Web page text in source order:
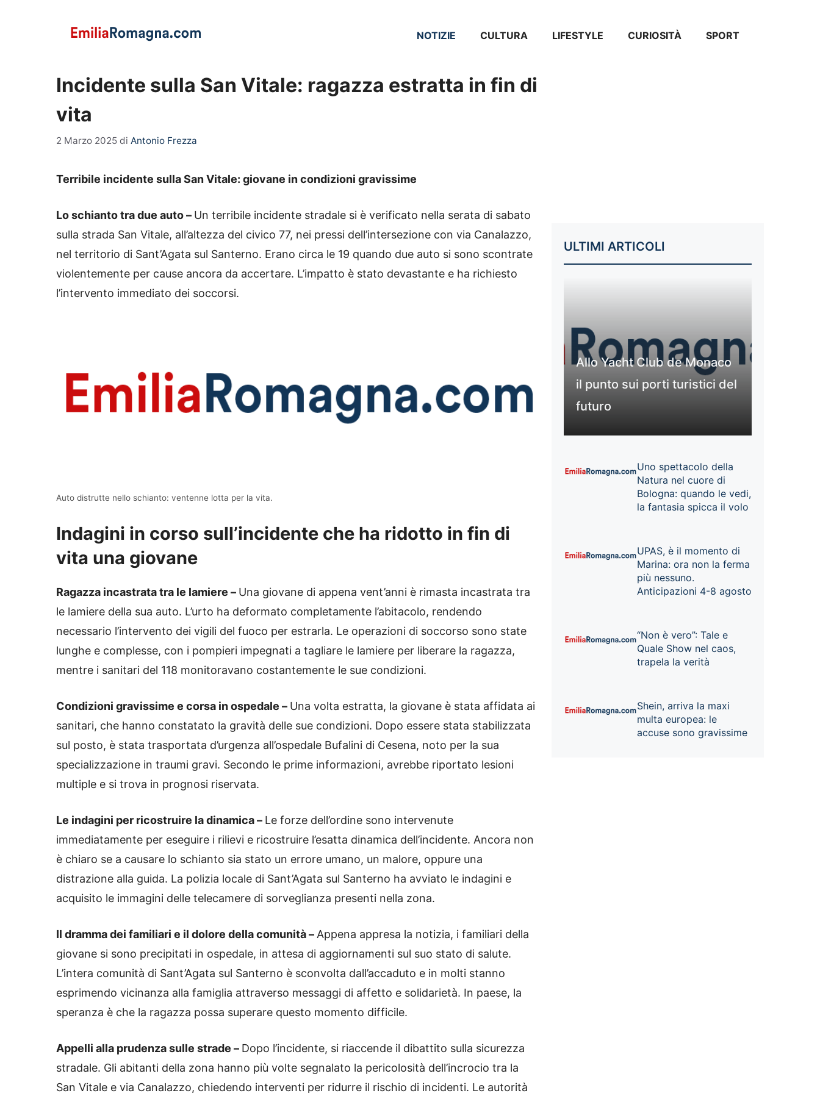
NOTIZIE CULTURA LIFESTYLE CURIOSITÀ SPORT
Incidente sulla San Vitale: ragazza estratta in fin di
vita
2 Marzo 2025 di Antonio Frezza
Terribile incidente sulla San Vitale: giovane in condizioni gravissime
Lo schianto tra due auto – Un terribile incidente stradale si è verificato nella serata di sabato
sulla strada San Vitale, all’altezza del civico 77, nei pressi dell’intersezione con via Canalazzo,
nel territorio di Sant’Agata sul Santerno. Erano circa le 19 quando due auto si sono scontrate
violentemente per cause ancora da accertare. L’impatto è stato devastante e ha richiesto
l’intervento immediato dei soccorsi.
Auto distrutte nello schianto: ventenne lotta per la vita.
Indagini in corso sull’incidente che ha ridotto in fin di
vita una giovane
Ragazza incastrata tra le lamiere – Una giovane di appena vent’anni è rimasta incastrata tra
le lamiere della sua auto. L’urto ha deformato completamente l’abitacolo, rendendo
necessario l’intervento dei vigili del fuoco per estrarla. Le operazioni di soccorso sono state
lunghe e complesse, con i pompieri impegnati a tagliare le lamiere per liberare la ragazza,
mentre i sanitari del 118 monitoravano costantemente le sue condizioni.
Condizioni gravissime e corsa in ospedale – Una volta estratta, la giovane è stata affidata ai
sanitari, che hanno constatato la gravità delle sue condizioni. Dopo essere stata stabilizzata
sul posto, è stata trasportata d’urgenza all’ospedale Bufalini di Cesena, noto per la sua
specializzazione in traumi gravi. Secondo le prime informazioni, avrebbe riportato lesioni
multiple e si trova in prognosi riservata.
Le indagini per ricostruire la dinamica – Le forze dell’ordine sono intervenute
immediatamente per eseguire i rilievi e ricostruire l’esatta dinamica dell’incidente. Ancora non
è chiaro se a causare lo schianto sia stato un errore umano, un malore, oppure una
distrazione alla guida. La polizia locale di Sant’Agata sul Santerno ha avviato le indagini e
acquisito le immagini delle telecamere di sorveglianza presenti nella zona.
Il dramma dei familiari e il dolore della comunità – Appena appresa la notizia, i familiari della
giovane si sono precipitati in ospedale, in attesa di aggiornamenti sul suo stato di salute.
L’intera comunità di Sant’Agata sul Santerno è sconvolta dall’accaduto e in molti stanno
esprimendo vicinanza alla famiglia attraverso messaggi di affetto e solidarietà. In paese, la
speranza è che la ragazza possa superare questo momento difficile.
Appelli alla prudenza sulle strade – Dopo l’incidente, si riaccende il dibattito sulla sicurezza
stradale. Gli abitanti della zona hanno più volte segnalato la pericolosità dell’incrocio tra la
San Vitale e via Canalazzo, chiedendo interventi per ridurre il rischio di incidenti. Le autorità
ULTIMI ARTICOLI
Allo Yacht Club de Monaco
il punto sui porti turistici del
futuro
Uno spettacolo della
Natura nel cuore di
Bologna: quando le vedi,
la fantasia spicca il volo
UPAS, è il momento di
Marina: ora non la ferma
più nessuno.
Anticipazioni 4-8 agosto
“Non è vero”: Tale e
Quale Show nel caos,
trapela la verità
Shein, arriva la maxi
multa europea: le
accuse sono gravissime